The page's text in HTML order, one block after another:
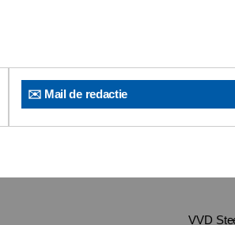
✉️ Mail de redactie
VVD